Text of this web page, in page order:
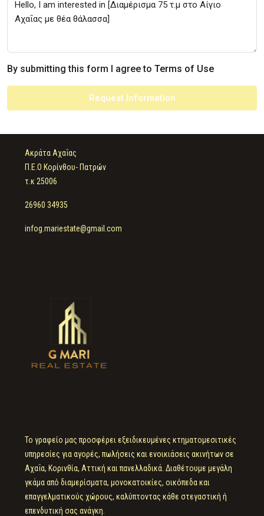
By submitting this form I agree to Terms of Use
Request Information
Ακράτα Αχαΐας
Π.Ε.Ο Κορίνθου- Πατρών
τ.κ 25006
26960 34935
infog.mariestate@gmail.com
Το γραφείο μας προσφέρει εξειδικευμένες κτηματομεσιτικές
υπηρεσίες για αγορές, πωλήσεις και ενοικιάσεις ακινήτων σε
Αχαΐα, Κορινθία, Αττική και πανελλαδικά. Διαθέτουμε μεγάλη
γκάμα από διαμερίσματα, μονοκατοικίες, οικόπεδα και
επαγγελματικούς χώρους, καλύπτοντας κάθε στεγαστική ή
επενδυτική σας ανάγκη.